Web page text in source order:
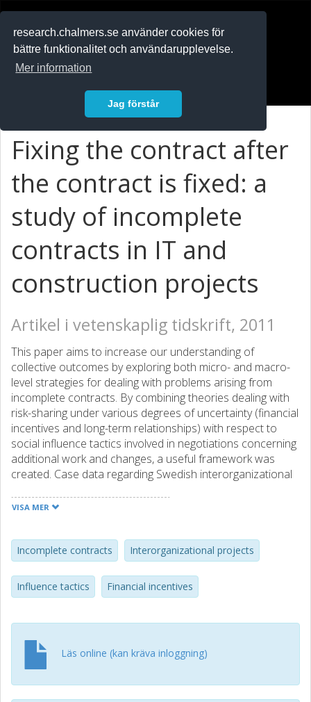
research.chalmers.se använder cookies för
bättre funktionalitet och användarupplevelse.
Mer information
Jag förstår
Fixing the contract after
the contract is fixed: a
study of incomplete
contracts in IT and
construction projects
Artikel i vetenskaplig tidskrift, 2011
This paper aims to increase our understanding of
collective outcomes by exploring both micro- and macro-
level strategies for dealing with problems arising from
incomplete contracts. By combining theories dealing with
risk-sharing under various degrees of uncertainty (financial
incentives and long-term relationships) with respect to
social influence tactics involved in negotiations concerning
additional work and changes, a useful framework was
created. Case data regarding Swedish interorganizational
industries are used to illustrate the theoretical arguments.
project outcomes. Efforts to increase the sophistication of
financial incentives and long-term arrangements (e.g.,
standardized routines concerning risk-sharing and
collaborative initiatives) do not seem to pay-off.
VISA MER
Incomplete contracts Interorganizational projects
Influence tactics Financial incentives
Läs online (kan kräva inloggning)